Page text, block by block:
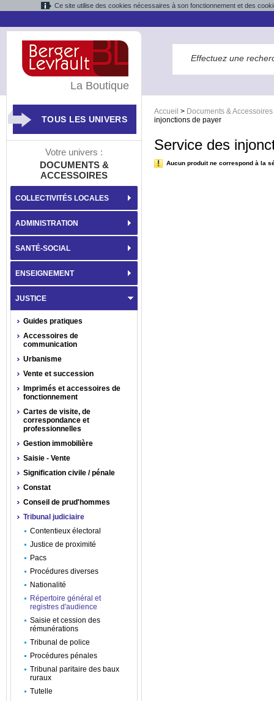
Ce site utilise des cookies nécessaires à son fonctionnement et des
Accueil > Documents & Accessoires
injonctions de payer
Service des
Aucun produit ne correspond à la
La Boutique
TOUS LES UNIVERS
Votre univers :
DOCUMENTS &
ACCESSOIRES
COLLECTIVITÉS LOCALES
ADMINISTRATION
SANTÉ-SOCIAL
ENSEIGNEMENT
JUSTICE
Guides pratiques
Accessoires de
communication
Urbanisme
Vente et succession
Imprimés et accessoires de
fonctionnement
Cartes de visite, de
correspondance et
professionnelles
Gestion immobilière
Saisie - Vente
Signification civile / pénale
Constat
Conseil de prud'hommes
Tribunal judiciaire
Contentieux électoral
Justice de proximité
Pacs
Procédures diverses
Nationalité
Répertoire général et
registres d'audience
Saisie et cession des
rémunérations
Tribunal de police
Procédures pénales
Tribunal paritaire des baux
ruraux
Tutelle